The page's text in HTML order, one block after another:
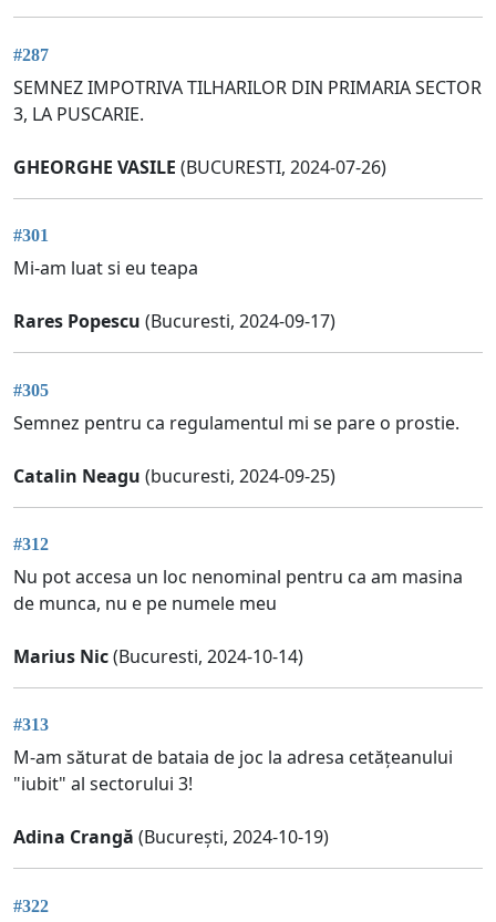
#287
SEMNEZ IMPOTRIVA TILHARILOR DIN PRIMARIA SECTOR
3, LA PUSCARIE.
GHEORGHE VASILE (BUCURESTI, 2024-07-26)
#301
Mi-am luat si eu teapa
Rares Popescu (Bucuresti, 2024-09-17)
#305
Semnez pentru ca regulamentul mi se pare o prostie.
Catalin Neagu (bucuresti, 2024-09-25)
#312
Nu pot accesa un loc nenominal pentru ca am masina
de munca, nu e pe numele meu
Marius Nic(Bucuresti, 2024-10-14)
#313
M-am săturat de bataia de joc la adresa cetățeanului
"iubit" al sectorului 3!
Adina Crangă (București, 2024-10-19)
#322